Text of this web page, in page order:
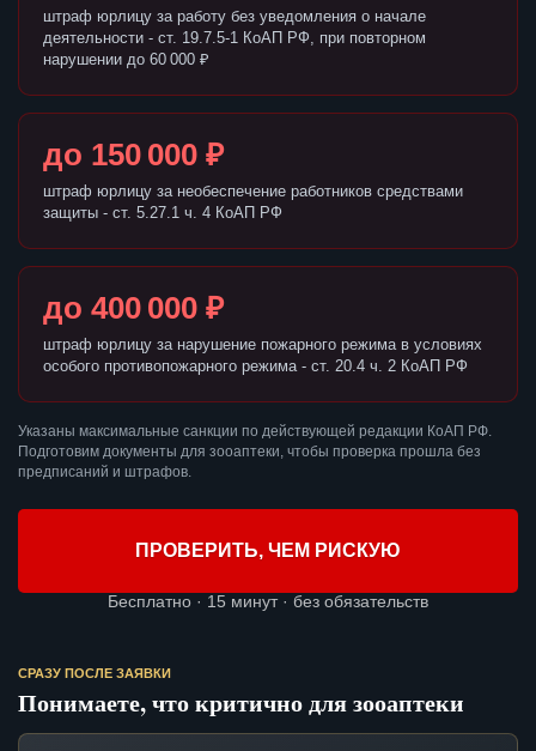
штраф юрлицу за работу без уведомления о начале
деятельности - ст. 19.7.5-1 КоАП РФ, при повторном
нарушении до 60 000 ₽
до 150 000 ₽
штраф юрлицу за необеспечение работников средствами
защиты - ст. 5.27.1 ч. 4 КоАП РФ
до 400 000 ₽
штраф юрлицу за нарушение пожарного режима в условиях
особого противопожарного режима - ст. 20.4 ч. 2 КоАП РФ
Указаны максимальные санкции по действующей редакции КоАП РФ.
Подготовим документы для зооаптеки, чтобы проверка прошла без
предписаний и штрафов.
ПРОВЕРИТЬ, ЧЕМ РИСКУЮ
Бесплатно · 15 минут · без обязательств
СРАЗУ ПОСЛЕ ЗАЯВКИ
Понимаете, что критично для зооаптеки